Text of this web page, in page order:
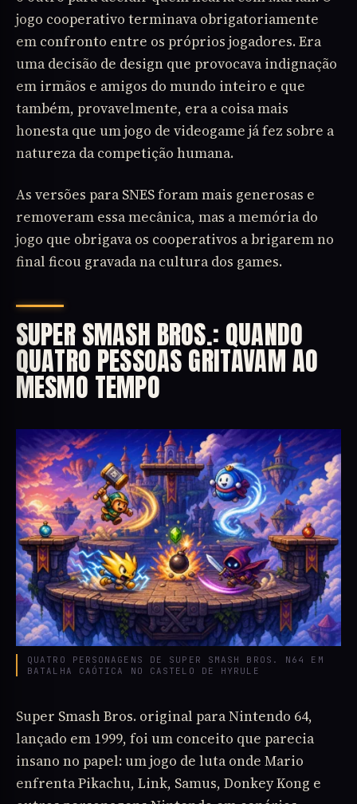
jogo cooperativo terminava obrigatoriamente
em confronto entre os próprios jogadores. Era
uma decisão de design que provocava indignação
em irmãos e amigos do mundo inteiro e que
também, provavelmente, era a coisa mais
honesta que um jogo de videogame já fez sobre a
natureza da competição humana.
As versões para SNES foram mais generosas e
removeram essa mecânica, mas a memória do
jogo que obrigava os cooperativos a brigarem no
final ficou gravada na cultura dos games.
SUPER SMASH BROS.: QUANDO
QUATRO PESSOAS GRITAVAM AO
MESMO TEMPO
QUATRO PERSONAGENS DE SUPER SMASH BROS. N64 EM
BATALHA CAÓTICA NO CASTELO DE HYRULE
Super Smash Bros. original para Nintendo 64,
lançado em 1999, foi um conceito que parecia
insano no papel: um jogo de luta onde Mario
enfrenta Pikachu, Link, Samus, Donkey Kong e